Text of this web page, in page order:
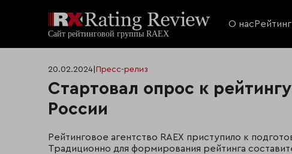
О нас
20.02.2024 Пресс-релиз
Стартовал опрос к
России
Рейтинговое агентство RAEX приступило к
Традиционно для формирования рейтинга